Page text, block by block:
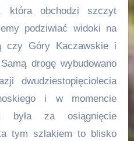
która obchodzi szczyt
podziwiać widoki na
czy Góry Kaczawskie i
drogę wybudowano
dwudziestopięciolecia
i w momencie
była za osiągnięcie
tym szlakiem to blisko